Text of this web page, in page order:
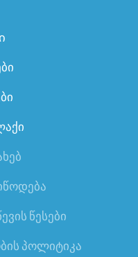
წესები
პოლიტიკა